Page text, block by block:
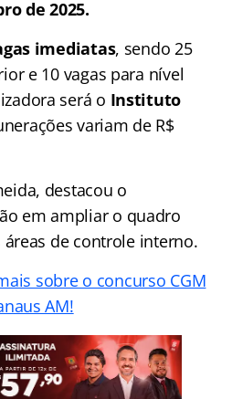
de 2025.
imediatas, sendo 25
e 10 vagas para nível
será o Instituto
variam de R$
destacou o
em ampliar o quadro
de controle interno.
sobre o concurso CGM
AM!